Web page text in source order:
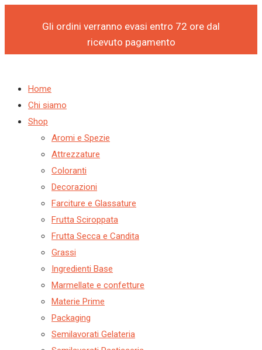
Gli ordini verranno evasi entro 72 ore dal
ricevuto pagamento
Vai
Home
Chi siamo
Shop
Aromi e Spezie
Attrezzature
Coloranti
Decorazioni
Farciture e Glassature
Frutta Sciroppata
Frutta Secca e Candita
Grassi
Ingredienti Base
Marmellate e confetture
Materie Prime
Packaging
Semilavorati Gelateria
Products
Products
Il
prezzo
originale
era:
Il
prezzo
attuale
è: